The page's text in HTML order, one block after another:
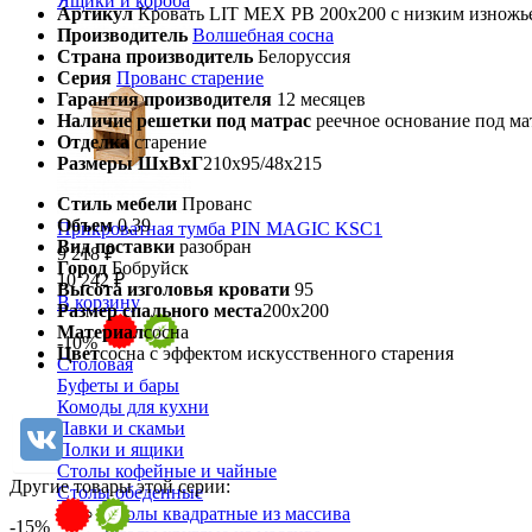
Прикроватная тумба PIN MAGIC KSC1
9 218 ₽
10 242 ₽
В корзину
-10%
Столовая
Буфеты и бары
Комоды для кухни
Лавки и скамьи
Полки и ящики
Столы кофейные и чайные
Столы обеденные
Столы квадратные из массива
Артикул Кровать LIT MEX PB 200х200 с низким
Производитель Волшебная сосна
Страна производитель Белоруссия
Серия Прованс старение
Гарантия производителя 12 месяцев
Наличие решетки под матрас реечное основание под
Отделка старение
Размеры ШхВхГ210х95/48х215
Стиль мебели Прованс
Объем 0,39
Вид поставки разобран
Город Бобруйск
Высота изголовья кровати 95
Размер спального места200х200
Материалсосна
Цветсосна с эффектом искусственного старения
Другие товары этой серии:
-15%